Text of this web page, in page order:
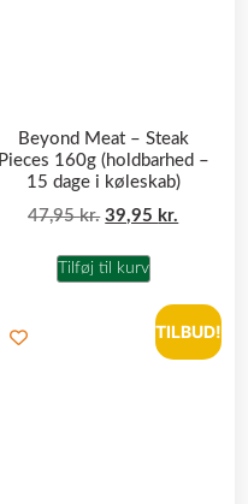
Beyond Meat – Steak
Pieces 160g (holdbarhed –
15 dage i køleskab)
47,95kr. 39,95 kr.
Tilføj til kurv
TILBUD!